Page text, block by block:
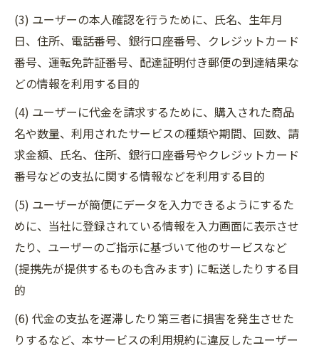
(3) ユーザーの本人確認を行うために、氏名、生年月
日、住所、電話番号、銀行口座番号、クレジットカード
番号、運転免許証番号、配達証明付き郵便の到達結果な
どの情報を利用する目的
(4) ユーザーに代金を請求するために、購入された商品
名や数量、利用されたサービスの種類や期間、回数、請
求金額、氏名、住所、銀行口座番号やクレジットカード
番号などの支払に関する情報などを利用する目的
(5) ユーザーが簡便にデータを入力できるようにするた
めに、当社に登録されている情報を入力画面に表示させ
たり、ユーザーのご指示に基づいて他のサービスなど
(提携先が提供するものも含みます) に転送したりする目
的
(6) 代金の支払を遅滞したり第三者に損害を発生させた
りするなど、本サービスの利用規約に違反したユーザー